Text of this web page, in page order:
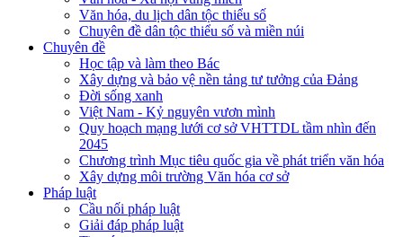
Văn hóa, du lịch dân tộc thiểu số
Chuyên đề dân tộc thiểu số và miền núi
Chuyên đề
Học tập và làm theo Bác
Xây dựng và bảo vệ nền tảng tư tưởng của Đảng
Đời sống xanh
Việt Nam - Kỷ nguyên vươn mình
Quy hoạch mạng lưới cơ sở VHTTDL tầm nhìn đến
2045
Chương trình Mục tiêu quốc gia về phát triển văn hóa
Xây dựng môi trường Văn hóa cơ sở
Pháp luật
Cầu nối pháp luật
Giải đáp pháp luật